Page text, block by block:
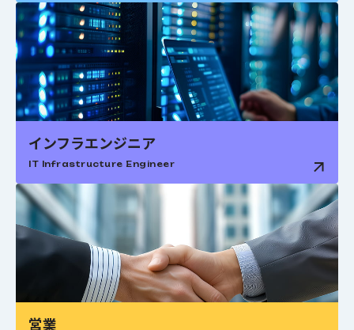
インフラエンジニア
IT Infrastructure Engineer
営業